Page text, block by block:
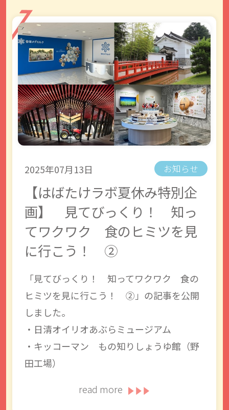
2025年07月13日 お知らせ
【はばたけラボ夏休み特別企
画】 見てびっくり！ 知っ
てワクワク 食のヒミツを見
に行こう！ ②
「見てびっくり！ 知ってワクワク 食の
ヒミツを見に行こう！ ②」の記事を公開
しました。
・日清オイリオあぶらミュージアム
・キッコーマン もの知りしょうゆ館（野
田工場）
read more